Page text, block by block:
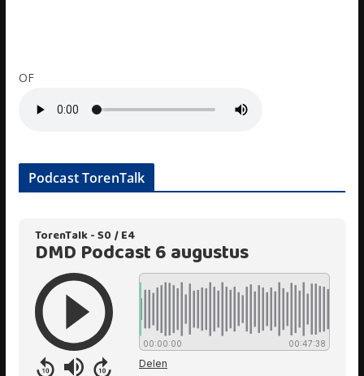
OF
Podcast TorenTalk